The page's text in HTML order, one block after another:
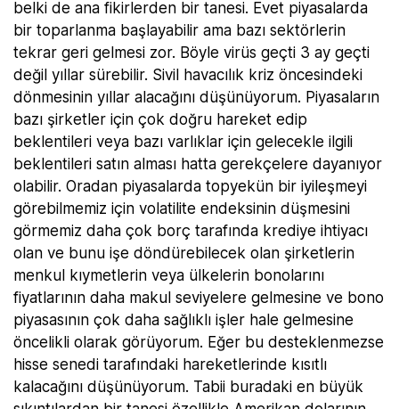
belki de ana fikirlerden bir tanesi. Evet piyasalarda
bir toparlanma başlayabilir ama bazı sektörlerin
tekrar geri gelmesi zor. Böyle virüs geçti 3 ay geçti
değil yıllar sürebilir. Sivil havacılık kriz öncesindeki
dönmesinin yıllar alacağını düşünüyorum. Piyasaların
bazı şirketler için çok doğru hareket edip
beklentileri veya bazı varlıklar için gelecekle ilgili
beklentileri satın alması hatta gerekçelere dayanıyor
olabilir. Oradan piyasalarda topyekün bir iyileşmeyi
görebilmemiz için volatilite endeksinin düşmesini
görmemiz daha çok borç tarafında krediye ihtiyacı
olan ve bunu işe döndürebilecek olan şirketlerin
menkul kıymetlerin veya ülkelerin bonolarını
fiyatlarının daha makul seviyelere gelmesine ve bono
piyasasının çok daha sağlıklı işler hale gelmesine
öncelikli olarak görüyorum. Eğer bu desteklenmezse
hisse senedi tarafındaki hareketlerinde kısıtlı
kalacağını düşünüyorum. Tabii buradaki en büyük